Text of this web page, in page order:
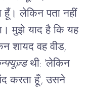
हूँ। लेकिन पता नहीं
मुझे याद है कि यह
शायद वह वीड,
थी: 'लेकिन
करता हूँ', उसने